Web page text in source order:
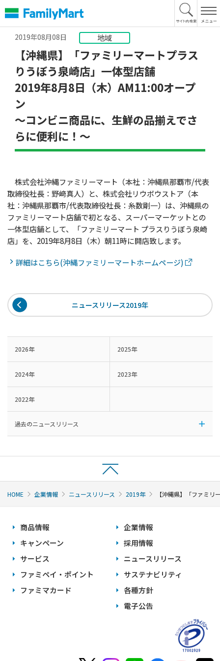
文
へ
2019年08月08日
地域
【沖縄県】「ファミリーマートプラス
りうぼう泉崎店」一体型店舗
2019年8月8日（木）AM11:00オープ
ン
～コンビニ商品に、生鮮の品揃えでさ
らに便利に！～
株式会社沖縄ファミリーマート（本社：沖縄県那覇市/代表
取締役社長：野﨑真人）と、株式会社リウボウストア（本
社：沖縄県那覇市/代表取締役社長：糸数剛一）は、沖縄県の
ファミリーマート店舗で初となる、スーパーマーケットとの
一体型店舗として、「ファミリーマート プラスりうぼう泉崎
店」を、2019年8月8日（木）朝11時に開店致します。
詳細はこちら(沖縄ファミリーマートホームページ)
ニュースリリース2019年
2026年 2025年
2024年 2023年
2022年
過去のニュースリリース
HOME 企業情報 ニュースリリース 2019年 【沖縄県】「ファミ
商品情報
キャンペーン
サービス
ファミペイ・ポイント
ファミマカード
企業情報
採用情報
ニュースリリース
サステナビリティ
各種方針
電子公告